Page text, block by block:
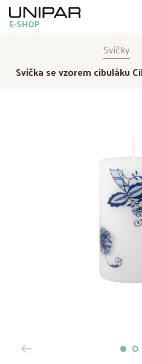
E-SHOP
CZK
Svíčky
Svíčka se vzorem cibuláku